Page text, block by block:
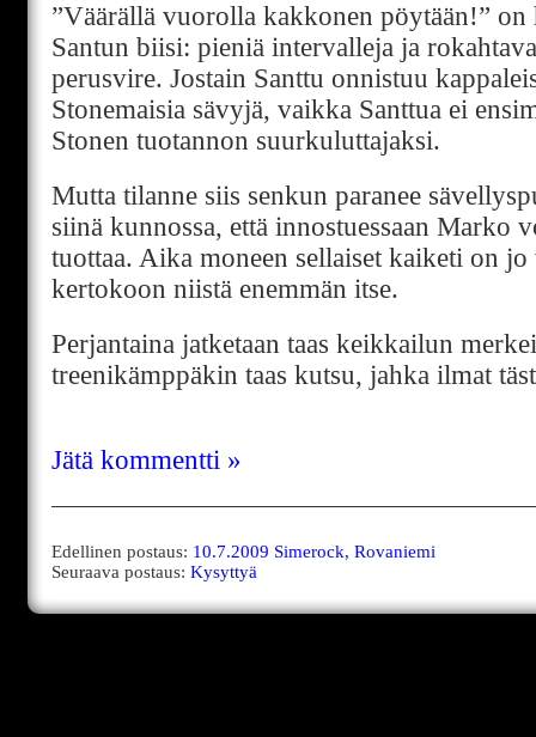
”Väärällä vuorolla kakkonen pöytään!”
Santun biisi: pieniä intervalleja ja
perusvire. Jostain Santtu onnistuu
Stonemaisia sävyjä, vaikka Santtua ei
Stonen tuotannon suurkuluttajaksi.
Mutta tilanne siis senkun paranee
siinä kunnossa, että innostuessaan Marko
tuottaa. Aika moneen sellaiset kaiketi on
kertokoon niistä enemmän itse.
Perjantaina jatketaan taas keikkailun
treenikämppäkin taas kutsu, jahka ilmat
Jätä kommentti »
Edellinen postaus: 10.7.2009 Simerock, Rovaniemi
Seuraava postaus: Kysyttyä